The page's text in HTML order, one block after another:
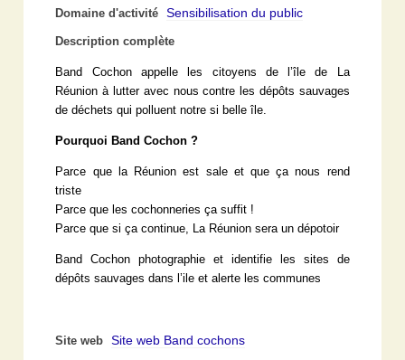
Domaine d'activité Sensibilisation du public
Description complète
Band Cochon appelle les citoyens de l’île de La
Réunion à lutter avec nous contre les dépôts sauvages
de déchets qui polluent notre si belle île.
Pourquoi Band Cochon ?
Parce que la Réunion est sale et que ça nous rend
triste
Parce que les cochonneries ça suffit !
Parce que si ça continue, La Réunion sera un dépotoir
Band Cochon photographie et identifie les sites de
dépôts sauvages dans l’ile et alerte les communes
Site web Site web Band cochons